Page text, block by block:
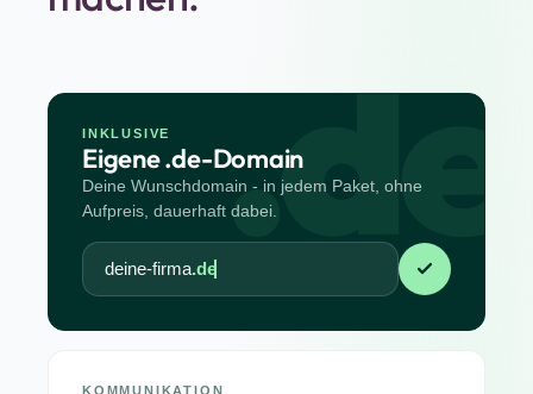
.de
INKLUSIVE
Eigene .de-Domain
Deine Wunschdomain - in jedem Paket, ohne
Aufpreis, dauerhaft dabei.
deine-firma.de
KOMMUNIKATION